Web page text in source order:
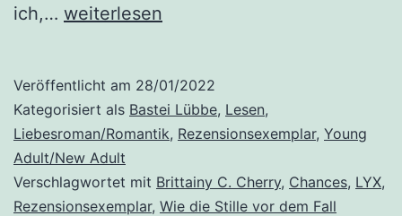
ich,… „Chances-
Wie
die
Stille
vor
weiterlesen
Veröffentlicht am 28/01/2022
Kategorisiert als Bastei Lübbe, Lesen,
Liebesroman/Romantik, Rezensionsexemplar, Young
Adult/New Adult
Verschlagwortet mit Brittainy C. Cherry, Chances, LYX,
Rezensionsexemplar, Wie die Stille vor dem Fall